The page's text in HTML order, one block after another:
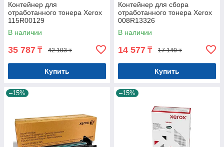
Контейнер для
отработанного тонера Xerox
115R00129
В наличии
35 787 ₸ 42 103 ₸
Купить
Контейнер для сбора
отработанного тонера Xerox
008R13326
В наличии
14 577 ₸ 17 149 ₸
Купить
–15% –15%